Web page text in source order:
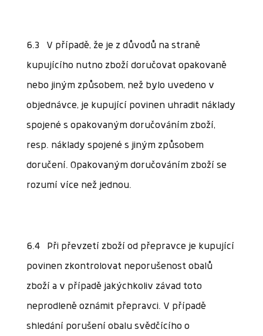
6.3 V případě, že je z důvodů na straně
kupujícího nutno zboží doručovat opakovaně
nebo jiným způsobem, než bylo uvedeno v
objednávce, je kupující povinen uhradit náklady
spojené s opakovaným doručováním zboží,
resp. náklady spojené s jiným způsobem
doručení. Opakovaným doručováním zboží se
rozumí více než jednou.
6.4 Při převzetí zboží od přepravce je kupující
povinen zkontrolovat neporušenost obalů
zboží a v případě jakýchkoliv závad toto
neprodleně oznámit přepravci. V případě
shledání porušení obalu svědčícího o